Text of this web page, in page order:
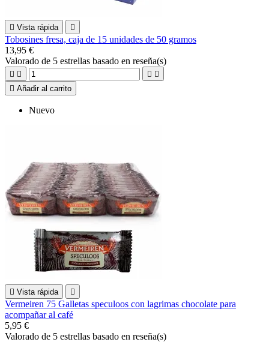
 Vista rápida 
Tobosines fresa, caja de 15 unidades de 50 gramos
13,95 €
Valorado de 5 estrellas basado en reseña(s)
   
 Añadir al carrito
Nuevo
 Vista rápida 
Vermeiren 75 Galletas speculoos con lagrimas chocolate para
acompañar al café
5,95 €
Valorado de 5 estrellas basado en reseña(s)